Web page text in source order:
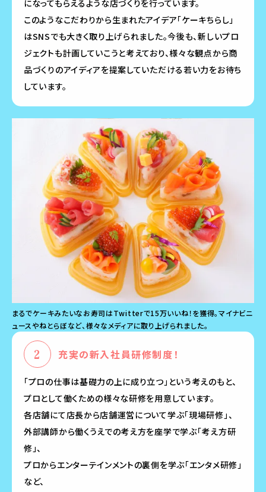
になってもらえるような店づくりを行っています。
このようなこだわりから生まれたアイデア「ケーキちらし」
はSNSでも大きく取り上げられました。今後も、新しいプロ
ジェクトも計画していこうと考えており、様々な観点から商
品づくりのアイディアを提案していただける若い力をお待ち
しています。
まるでケーキみたいなお寿司はTwitterで15万いいね！を獲得。マイナビニ
ュースやねとらぼなど、様々なメディアに取り上げられました。
充実の新入社員研修制度！
「プロの仕事は基礎力の上に成り立つ」という考えのもと、
プロとして働くための様々な研修を用意しています。
各店舗にて店長から店舗運営について学ぶ「現場研修」、
外部講師から働くうえでの考え方を座学で学ぶ「考え方研
修」、
プロからエンターテインメントの裏側を学ぶ「エンタメ研修」
など、